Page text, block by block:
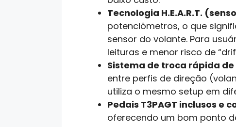
Tecnologia H.E.A.R.T.
potenciômetros, o que
sensor do volante. Para
leituras e menor risco de
Sistema de troca rápida
entre perfis de direção
utiliza o mesmo setup em
Pedais T3PAGT inclusos e
oferecendo um bom ponto